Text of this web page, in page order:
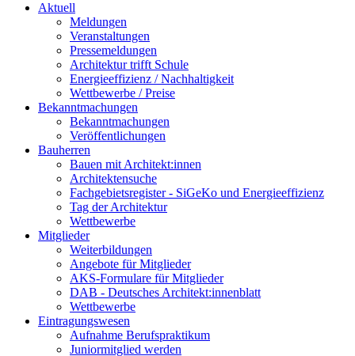
Aktuell
Meldungen
Veranstaltungen
Pressemeldungen
Architektur trifft Schule
Energieeffizienz / Nachhaltigkeit
Wettbewerbe / Preise
Bekanntmachungen
Bekanntmachungen
Veröffentlichungen
Bauherren
Bauen mit Architekt:innen
Architektensuche
Fachgebietsregister - SiGeKo und Energieeffizienz
Tag der Architektur
Wettbewerbe
Mitglieder
Weiterbildungen
Angebote für Mitglieder
AKS-Formulare für Mitglieder
DAB - Deutsches Architekt:innenblatt
Wettbewerbe
Eintragungswesen
Aufnahme Berufspraktikum
Juniormitglied werden